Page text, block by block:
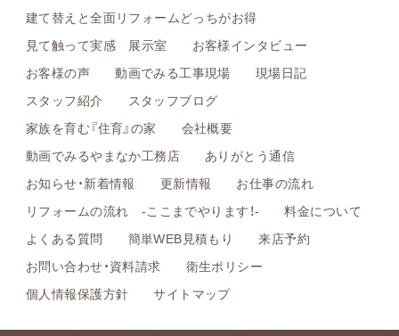
建て替えと全面リフォームどっちがお得
見て触って実感 展示室
お客様インタビュー
お客様の声
動画でみる工事現場
現場日記
スタッフ紹介
スタッフブログ
家族を育む『住育』の家
会社概要
動画でみるやまなか工務店
ありがとう通信
お知らせ・新着情報
更新情報
お仕事の流れ
リフォームの流れ -ここまでやります！-
料金について
よくある質問
簡単WEB見積もり
来店予約
お問い合わせ・資料請求
衛生ポリシー
個人情報保護方針
サイトマップ